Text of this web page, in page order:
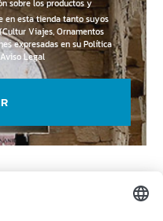
sobre los productos y
en esta tienda tanto suyos
Viajes, Ornamentos
expresadas en suPolítica
Legal